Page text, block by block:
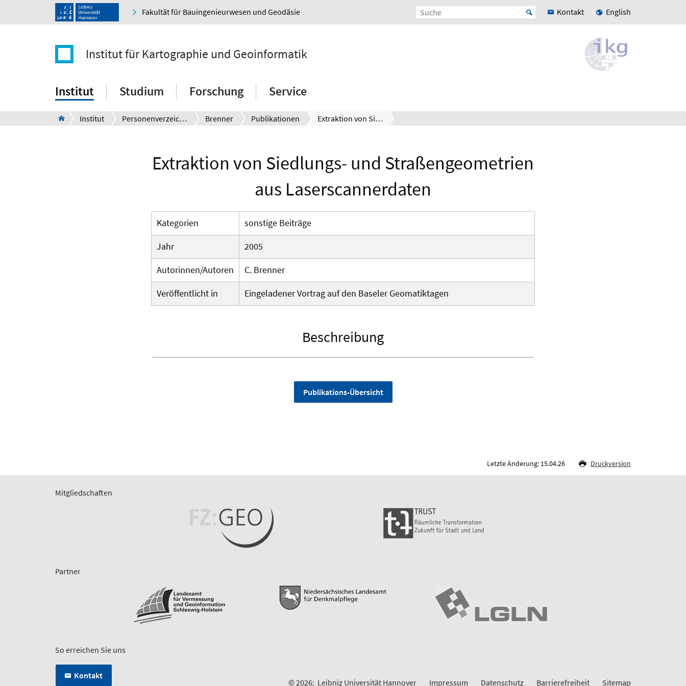
Fakultät für Bauingenieurwesen und Geodäsie Kontakt English
Institut für Kartographie und Geoinformatik
Institut Studium Forschung Service
Institut Personenverzeichnis Brenner Publikationen Extraktion von Siedlungs- und Straßengeometrien aus Laserscannerdaten
Extraktion von Siedlungs- und Straßengeometrien
aus Laserscannerdaten
Kategorien
sonstige Beiträge
Jahr
2005
Autorinnen/Autoren
C. Brenner
Veröffentlicht in
Eingeladener Vortrag auf den Baseler Geomatiktagen
Beschreibung
Publikations-Übersicht
Letzte Änderung: 15.04.26 Druckversion
Mitgliedschaften
Partner
So erreichen Sie uns
Kontakt
© 2026: Leibniz Universität Hannover Impressum Datenschutz Barrierefreiheit Sitemap